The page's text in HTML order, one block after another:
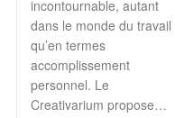
incontournable, autant
dans le monde du travail
qu’en termes
accomplissement
personnel. Le
Creativarium propose…